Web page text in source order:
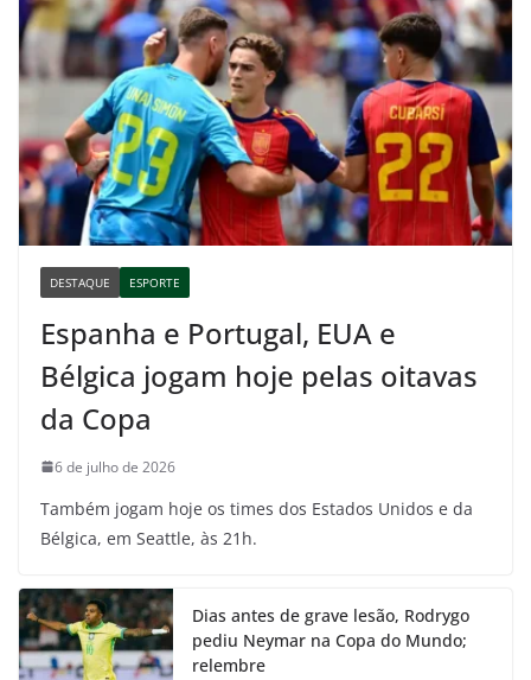
DESTAQUE ESPORTE
Espanha e Portugal, EUA e
Bélgica jogam hoje pelas oitavas
da Copa
6 de julho de 2026
Também jogam hoje os times dos Estados Unidos e da
Bélgica, em Seattle, às 21h.
Dias antes de grave lesão, Rodrygo
pediu Neymar na Copa do Mundo;
relembre